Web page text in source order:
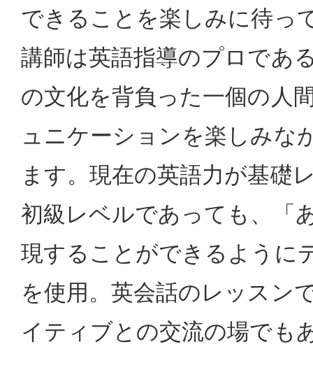
できることを楽しみに待っ
講師は英語指導のプロであ
の文化を背負った一個の人
ュニケーションを楽しみな
ます。現在の英語力が基礎
初級レベルであっても、「
現することができるように
を使用。英会話のレッスン
イティブとの交流の場でも